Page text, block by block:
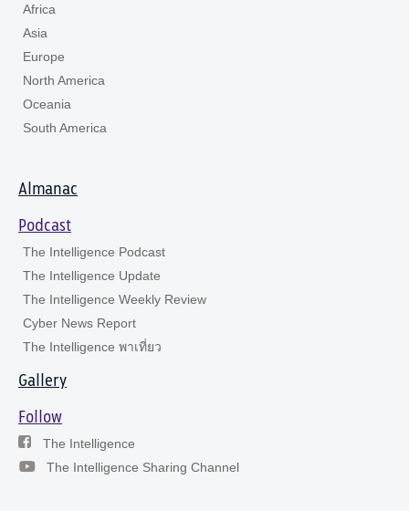
Africa
Asia
Europe
North America
Oceania
South America
Almanac
Podcast
The Intelligence Podcast
The Intelligence Update
The Intelligence Weekly Review
Cyber News Report
The Intelligence พาเที่ยว
Gallery
Follow
The Intelligence
The Intelligence Sharing Channel